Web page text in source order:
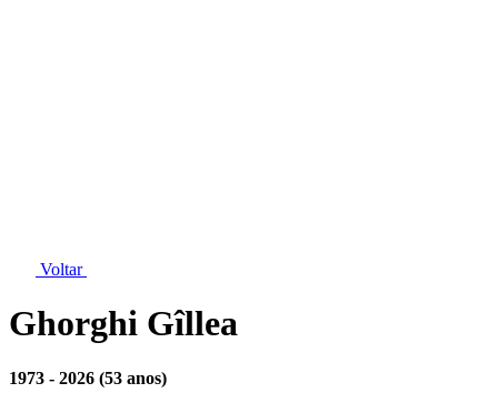
Voltar
Ghorghi Gîllea
1973 - 2026 (53 anos)